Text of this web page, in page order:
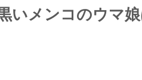
いメンコのウマ